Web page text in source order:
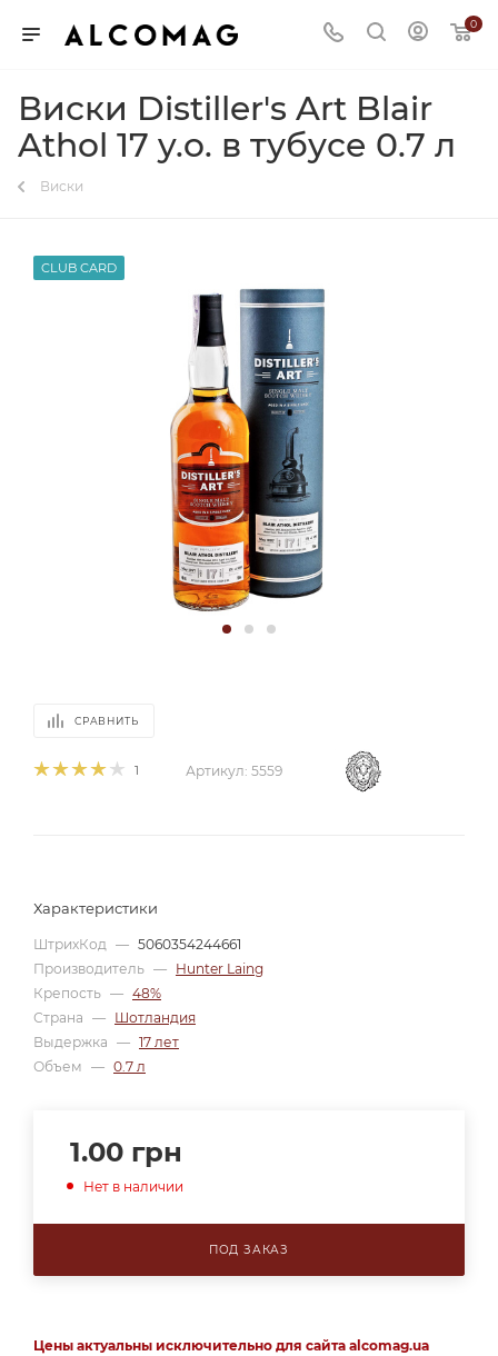
0
Виски Distiller's Art Blair
Athol 17 y.o. в тубусе 0.7 л
Виски
CLUB CARD
СРАВНИТЬ
1 Артикул: 5559
Характеристики
ШтрихКод — 5060354244661
Производитель — Hunter Laing
Крепость — 48%
Страна — Шотландия
Выдержка — 17 лет
Объем — 0.7 л
1.00 грн
Нет в наличии
ПОД ЗАКАЗ
Цены актуальны исключительно для сайта alcomag.ua